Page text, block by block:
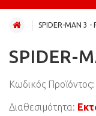
SPIDER-MAN 3 -
SPIDER-
Κωδικός Προϊόντος:
Διαθεσιμότητα: